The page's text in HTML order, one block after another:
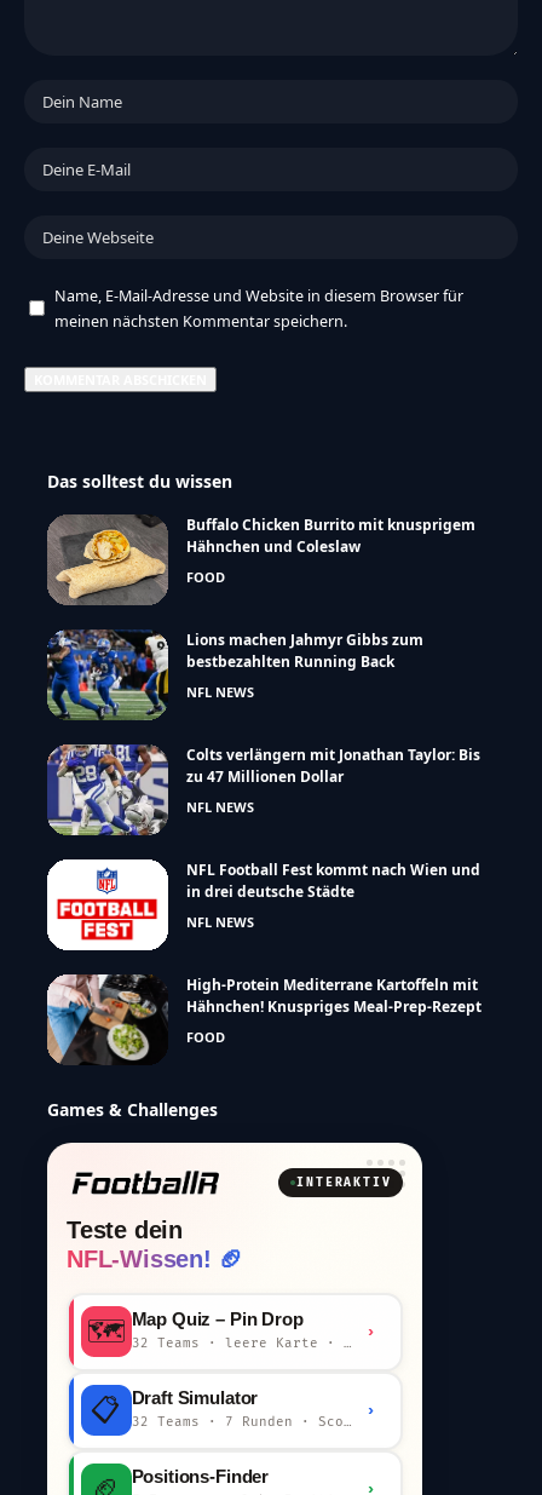
Name, E-Mail-Adresse und Website in diesem Browser für
meinen nächsten Kommentar speichern.
Das solltest du wissen
Buffalo Chicken Burrito mit knusprigem
Hähnchen und Coleslaw
FOOD
Lions machen Jahmyr Gibbs zum
bestbezahlten Running Back
NFL NEWS
Colts verlängern mit Jonathan Taylor: Bis
zu 47 Millionen Dollar
NFL NEWS
NFL Football Fest kommt nach Wien und
in drei deutsche Städte
NFL NEWS
High-Protein Mediterrane Kartoffeln mit
Hähnchen! Knuspriges Meal-Prep-Rezept
FOOD
Games & Challenges
INTERAKTIV
Teste dein
NFL-Wissen! 🏈
🗺️ Map Quiz – Pin Drop
32 Teams · leere Karte · km-Wertung
›
📋 Draft Simulator
32 Teams · 7 Runden · Scout-Kommentar
›
Positions-Finder
›